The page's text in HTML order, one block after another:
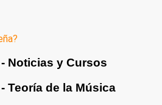
Noticias y Cursos
Teoría de la Música